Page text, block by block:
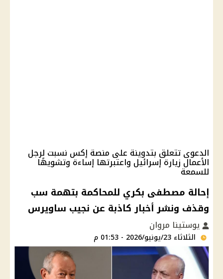
الدعوى تتعلق بتدوينة على منصة إكس نسبت لرجل
الأعمال زيارة إسرائيل واعتبرتها إساءة وتشويهًا
للسمعة
إحالة مصطفى بكري للمحاكمة بتهمة سب
وقذف ونشر أخبار كاذبة عن نجيب ساويرس
يوستينا مروان
الثلاثاء 23/يونيو/2026 - 01:53 م